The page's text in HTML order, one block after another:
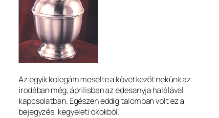
Az egyik kolegám mesélte a következőt nekünk az
irodában még, áprilisban az édesanyja halálával
kapcsolatban. Egészen eddig talomban volt ez a
bejegyzés, kegyeleti okokból.